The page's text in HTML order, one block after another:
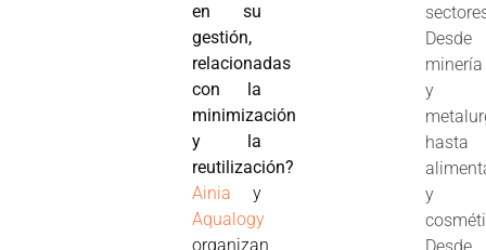
en su
gestión,
relacionadas
con la
minimización
y la
reutilización?
Ainia y
Aqualogy
organizan
Desde
minería
y
hasta
y